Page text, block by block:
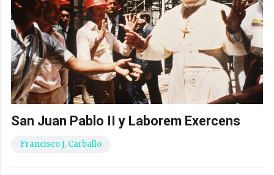
San Juan Pablo II y Laborem Exercens
Francisco J. Carballo